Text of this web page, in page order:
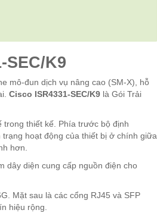
K9
mô-đun dịch vụ nâng cao (SM-X), hỗ
Cisco ISR4331-SEC/K9 là Gói Trải
thiết kế. Phía trước bộ định
hoạt động của thiết bị ở chính giữa
hơn.
dây diện cung cấp nguồn điện cho
Mặt sau là các cổng RJ45 và SFP
hiệu rộng.